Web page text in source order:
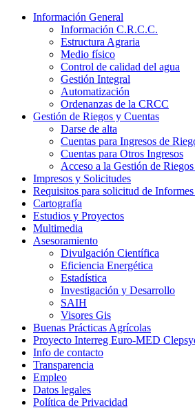
Información General
Información C.R.C.C.
Estructura Agraria
Medio físico
Control de calidad del agua
Gestión Integral
Automatización
Ordenanzas de la CRCC
Gestión de Riegos y Cuentas
Darse de alta
Cuentas para Ingresos de
Cuentas para Otros Ingresos
Acceso a la Gestión de
Impresos y Solicitudes
Requisitos para solicitud de
Cartografía
Estudios y Proyectos
Multimedia
Asesoramiento
Divulgación Científica
Eficiencia Energética
Estadística
Investigación y Desarrollo
SAIH
Visores Gis
Buenas Prácticas Agrícolas
Proyecto Interreg Euro-MED
Info de contacto
Transparencia
Empleo
Datos legales
Política de Privacidad